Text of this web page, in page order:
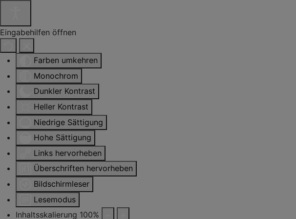
Eingabehilfen öffnen
Farben umkehren
Monochrom
Dunkler Kontrast
Heller Kontrast
Niedrige Sättigung
Hohe Sättigung
Links hervorheben
Überschriften hervorheben
Bildschirmleser
Lesemodus
Inhaltsskalierung 100%